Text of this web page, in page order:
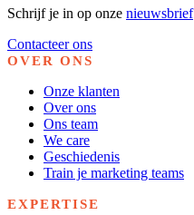
Schrijf je in op onze nieuwsbrief
Contacteer ons
OVER ONS
Onze klanten
Over ons
Ons team
We care
Geschiedenis
Train je marketing teams
EXPERTISE